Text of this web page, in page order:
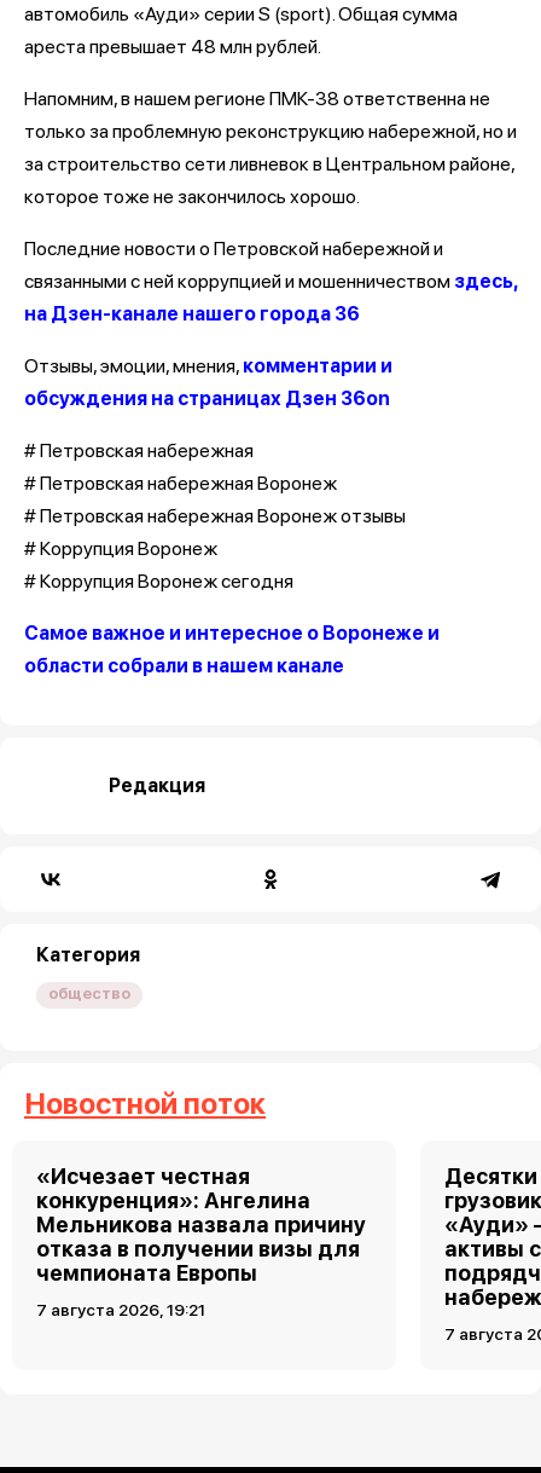
автомобиль «Ауди» серии S (sport). Общая сумма
ареста превышает 48 млн рублей.
Напомним, в нашем регионе ПМК-38 ответственна не
только за проблемную реконструкцию набережной, но и
за строительство сети ливневок в Центральном районе,
которое тоже не закончилось хорошо.
Последние новости о Петровской набережной и
связанными с ней коррупцией и мошенничеством здесь,
на Дзен-канале нашего города 36
Отзывы, эмоции, мнения, комментарии и
обсуждения на страницах Дзен 36on
# Петровская набережная
# Петровская набережная Воронеж
# Петровская набережная Воронеж отзывы
# Коррупция Воронеж
# Коррупция Воронеж сегодня
Самое важное и интересное о Воронеже и
области собрали в нашем канале
Редакция
Категория
общество
Новостной поток
«Исчезает честная
конкуренция»: Ангелина
Мельникова назвала причину
отказа в получении визы для
чемпионата Европы
7 августа 2026, 19:21
«Ауди»
активы
7 августа